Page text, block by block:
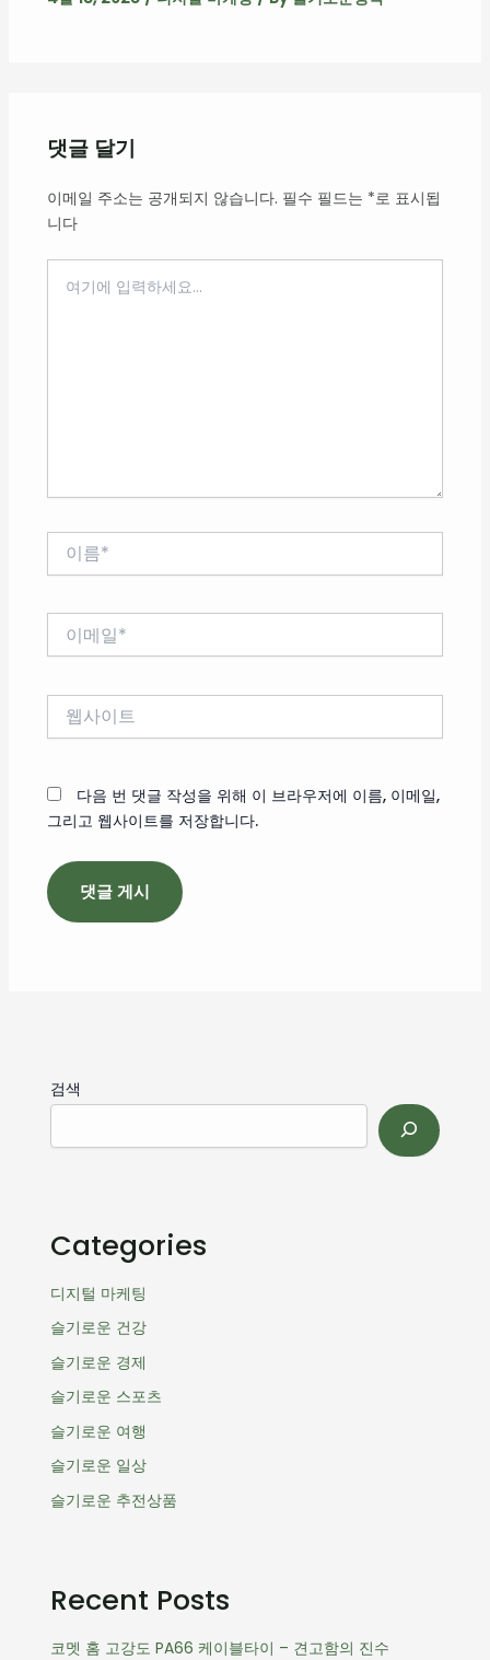
댓글 달기
이메일 주소는 공개되지 않습니다. 필수 필드는 *로 표시됩
니다
다음 번 댓글 작성을 위해 이 브라우저에 이름, 이메일,
그리고 웹사이트를 저장합니다.
검색
Categories
디지털 마케팅
슬기로운 건강
슬기로운 경제
슬기로운 스포츠
슬기로운 여행
슬기로운 일상
슬기로운 추전상품
Recent Posts
코멧 홈 고강도 PA66 케이블타이 – 견고함의 진수